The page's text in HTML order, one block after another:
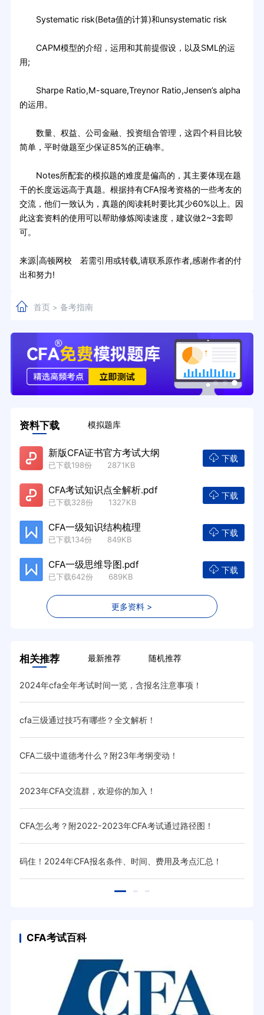
Systematic risk(Beta值的计算)和unsystematic risk
CAPM模型的介绍，运用和其前提假设，以及SML的运
用;
Sharpe Ratio,M-square,Treynor Ratio,Jensen’s alpha
的运用。
数量、权益、公司金融、投资组合管理，这四个科目比较
简单，平时做题至少保证85%的正确率。
Notes所配套的模拟题的难度是偏高的，其主要体现在题
干的长度远远高于真题。根据持有CFA报考资格的一些考友的
交流，他们一致认为，真题的阅读耗时要比其少60%以上。因
此这套资料的使用可以帮助修炼阅读速度，建议做2~3套即
可。
来源|高顿网校 若需引用或转载,请联系原作者,感谢作者的付
出和努力!
首页> 备考指南
资料下载 模拟题库
新版CFA证书官方考试大纲
已下载198份 2871KB
下载
CFA考试知识点全解析.pdf
已下载328份 1327KB
下载
CFA一级知识结构梳理
已下载134份 849KB
下载
CFA一级思维导图.pdf
已下载642份 689KB
下载
更多资料 >
相关推荐 最新推荐 随机推荐
2024年cfa全年考试时间一览，含报名注意事项！
cfa三级通过技巧有哪些？全文解析！
CFA二级中道德考什么？附23年考纲变动！
2023年CFA交流群，欢迎你的加入！
CFA怎么考？附2022-2023年CFA考试通过路径图！
码住！2024年CFA报名条件、时间、费用及考点汇总！
CFA考试百科